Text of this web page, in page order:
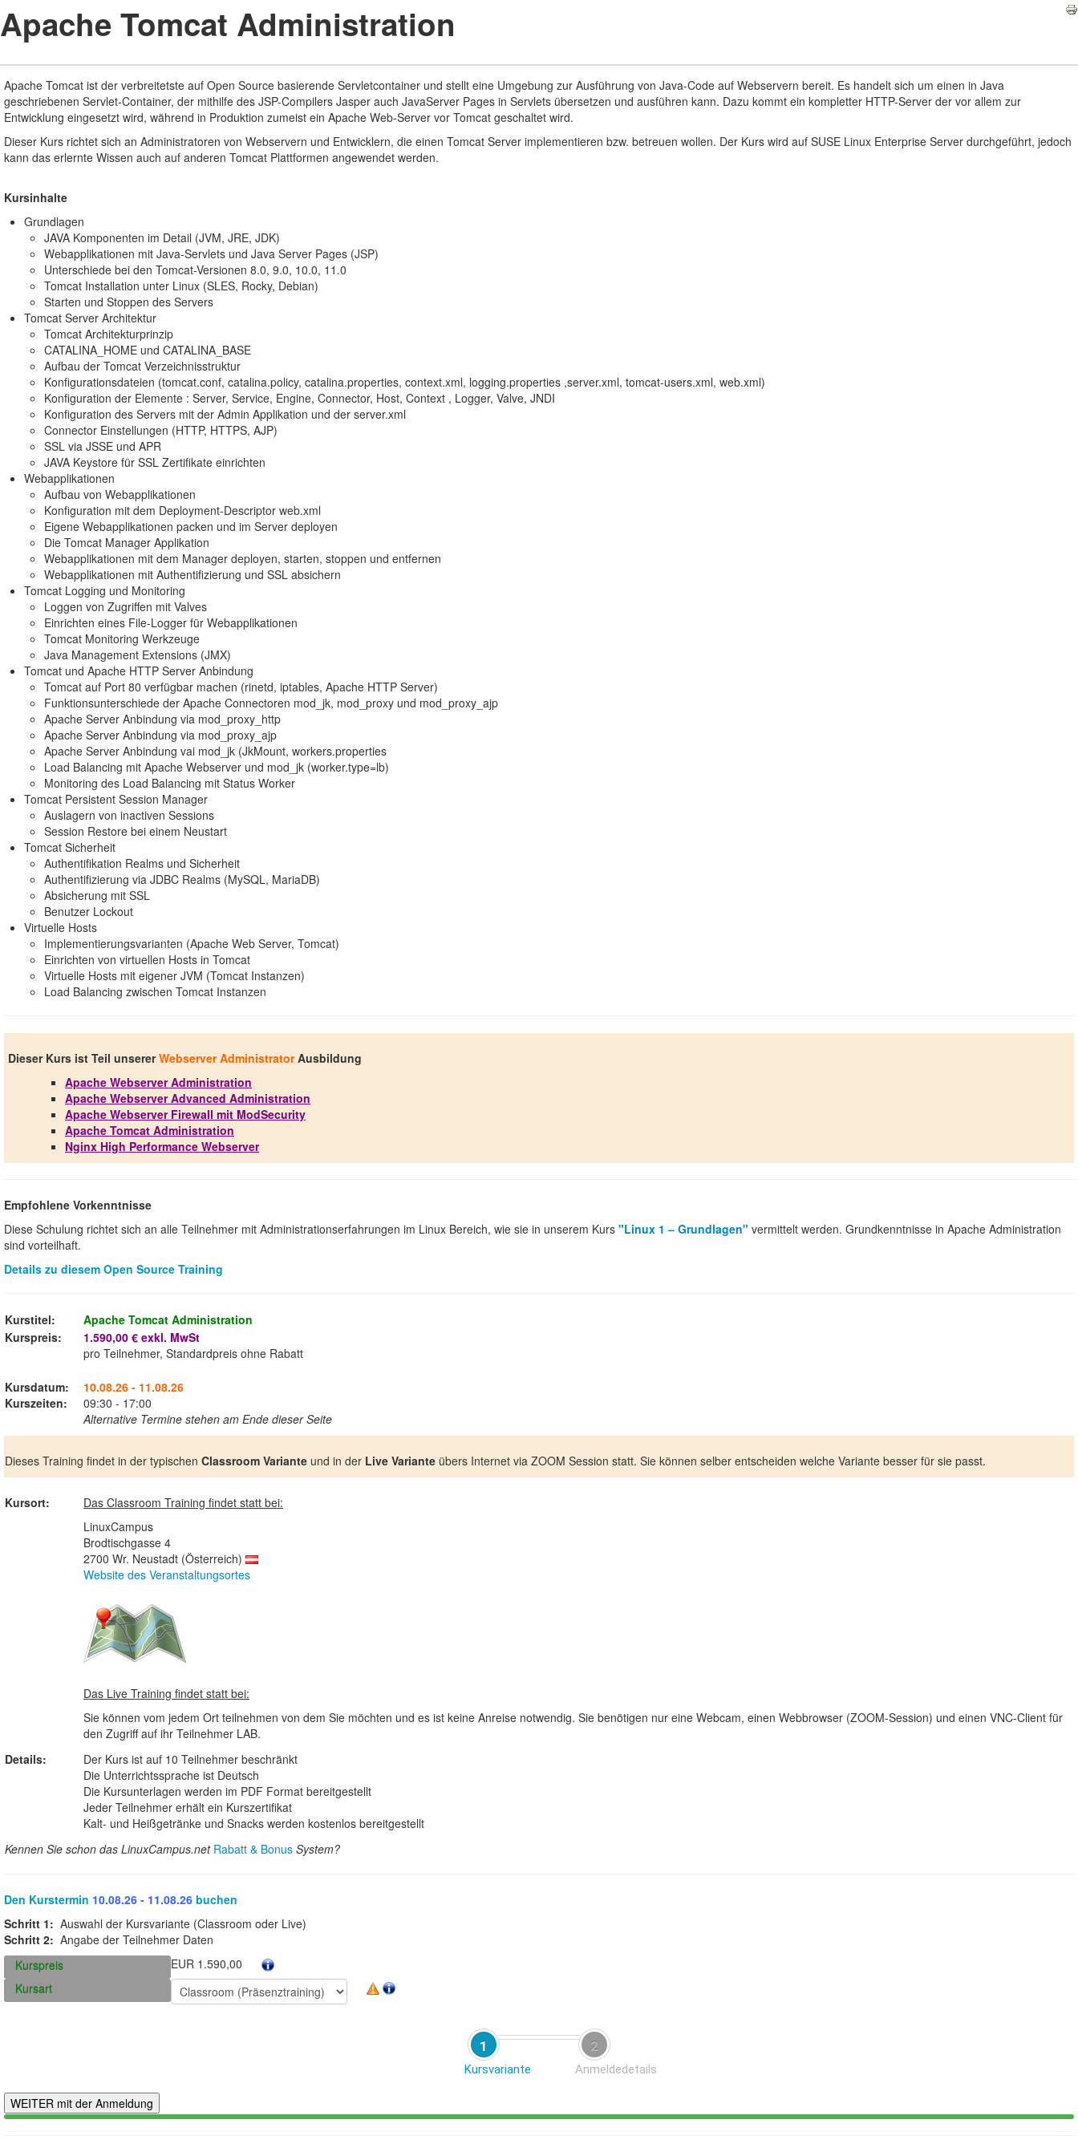
Apache Tomcat Administration
Apache Tomcat ist der verbreitetste auf Open Source basierende Servletcontainer und stellt eine Umgebung zur Ausführung von Java-Code auf Webservern bereit. Es handelt sich um einen in Java
geschriebenen Servlet-Container, der mithilfe des JSP-Compilers Jasper auch JavaServer Pages in Servlets übersetzen und ausführen kann. Dazu kommt ein kompletter HTTP-Server der vor allem zur
Entwicklung eingesetzt wird, während in Produktion zumeist ein Apache Web-Server vor Tomcat geschaltet wird.
Dieser Kurs richtet sich an Administratoren von Webservern und Entwicklern, die einen Tomcat Server implementieren bzw. betreuen wollen. Der Kurs wird auf SUSE Linux Enterprise Server durchgeführt, jedoch
kann das erlernte Wissen auch auf anderen Tomcat Plattformen angewendet werden.
Kursinhalte
Grundlagen
JAVA Komponenten im Detail (JVM, JRE, JDK)
Webapplikationen mit Java-Servlets und Java Server Pages (JSP)
Unterschiede bei den Tomcat-Versionen 8.0, 9.0, 10.0, 11.0
Tomcat Installation unter Linux (SLES, Rocky, Debian)
Starten und Stoppen des Servers
Tomcat Server Architektur
Tomcat Architekturprinzip
CATALINA_HOME und CATALINA_BASE
Aufbau der Tomcat Verzeichnisstruktur
Konfigurationsdateien (tomcat.conf, catalina.policy, catalina.properties, context.xml, logging.properties ,server.xml, tomcat-users.xml, web.xml)
Konfiguration der Elemente : Server, Service, Engine, Connector, Host, Context , Logger, Valve, JNDI
Konfiguration des Servers mit der Admin Applikation und der server.xml
Connector Einstellungen (HTTP, HTTPS, AJP)
SSL via JSSE und APR
JAVA Keystore für SSL Zertifikate einrichten
Webapplikationen
Aufbau von Webapplikationen
Konfiguration mit dem Deployment-Descriptor web.xml
Eigene Webapplikationen packen und im Server deployen
Die Tomcat Manager Applikation
Webapplikationen mit dem Manager deployen, starten, stoppen und entfernen
Webapplikationen mit Authentifizierung und SSL absichern
Tomcat Logging und Monitoring
Loggen von Zugriffen mit Valves
Einrichten eines File-Logger für Webapplikationen
Tomcat Monitoring Werkzeuge
Java Management Extensions (JMX)
Tomcat und Apache HTTP Server Anbindung
Tomcat auf Port 80 verfügbar machen (rinetd, iptables, Apache HTTP Server)
Funktionsunterschiede der Apache Connectoren mod_jk, mod_proxy und mod_proxy_ajp
Apache Server Anbindung via mod_proxy_http
Apache Server Anbindung via mod_proxy_ajp
Apache Server Anbindung vai mod_jk (JkMount, workers.properties
Load Balancing mit Apache Webserver und mod_jk (worker.type=lb)
Monitoring des Load Balancing mit Status Worker
Tomcat Persistent Session Manager
Auslagern von inactiven Sessions
Session Restore bei einem Neustart
Tomcat Sicherheit
Authentifikation Realms und Sicherheit
Authentifizierung via JDBC Realms (MySQL, MariaDB)
Absicherung mit SSL
Benutzer Lockout
Virtuelle Hosts
Implementierungsvarianten (Apache Web Server, Tomcat)
Einrichten von virtuellen Hosts in Tomcat
Virtuelle Hosts mit eigener JVM (Tomcat Instanzen)
Load Balancing zwischen Tomcat Instanzen
Dieser Kurs ist Teil unsererWebserver AdministratorAusbildung
Apache Webserver Administration
Apache Webserver Advanced Administration
Apache Webserver Firewall mit ModSecurity
Apache Tomcat Administration
Nginx High Performance Webserver
Empfohlene Vorkenntnisse
Diese Schulung richtet sich an alle Teilnehmer mit Administrationserfahrungen im Linux Bereich, wie sie in unserem Kurs "Linux 1 – Grundlagen" vermittelt werden. Grundkenntnisse in Apache Administration
sind vorteilhaft.
Details zu diesem Open Source Training
Kurstitel:
Apache Tomcat Administration
Kurspreis:
1.590,00 € exkl. MwSt
pro Teilnehmer, Standardpreis ohne Rabatt
Kursdatum:
Kurszeiten:
10.08.26 - 11.08.26
09:30 - 17:00
Alternative Termine stehen am Ende dieser Seite
Dieses Training findet in der typischen Classroom Variante und in der Live Variante übers Internet via ZOOM Session statt. Sie können selber entscheiden welche Variante besser für sie passt.
Kursort:
Das Classroom Training findet statt bei:
LinuxCampus
Brodtischgasse 4
2700 Wr. Neustadt (Österreich)
Website des Veranstaltungsortes
Das Live Training findet statt bei:
Sie können vom jedem Ort teilnehmen von dem Sie möchten und es ist keine Anreise notwendig. Sie benötigen nur eine Webcam, einen Webbrowser (ZOOM-Session) und einen VNC-Client für
den Zugriff auf ihr Teilnehmer LAB.
Details:
Der Kurs ist auf 10 Teilnehmer beschränkt
Die Unterrichtssprache ist Deutsch
Die Kursunterlagen werden im PDF Format bereitgestellt
Jeder Teilnehmer erhält ein Kurszertifikat
Kalt- und Heißgetränke und Snacks werden kostenlos bereitgestellt
Kennen Sie schon das LinuxCampus.net Rabatt & Bonus System?
Den Kurstermin 10.08.26 - 11.08.26 buchen
Schritt 1: Auswahl der Kursvariante (Classroom oder Live)
Schritt 2: Angabe der Teilnehmer Daten
Kurspreis
EUR 1.590,00
Kursart
1
Kursvariante
2
Anmeldedetails